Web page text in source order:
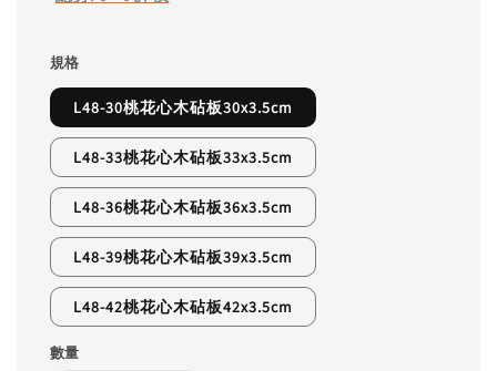
規格
L48-30桃花心木砧板30x3.5cm
L48-33桃花心木砧板33x3.5cm
L48-36桃花心木砧板36x3.5cm
L48-39桃花心木砧板39x3.5cm
L48-42桃花心木砧板42x3.5cm
數量